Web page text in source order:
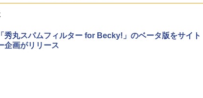
ユニファイドメモ
本語キーボード、
搭載 Windows 11 重量
R7165BUWS
「秀丸スパムフィルター for Becky!」のベータ版をサイト
企画がリリース